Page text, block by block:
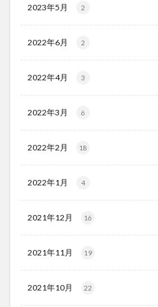
2023年5月 2
2022年6月 2
2022年4月 3
2022年3月 6
2022年2月 18
2022年1月 4
2021年12月 16
2021年11月 19
2021年10月 22